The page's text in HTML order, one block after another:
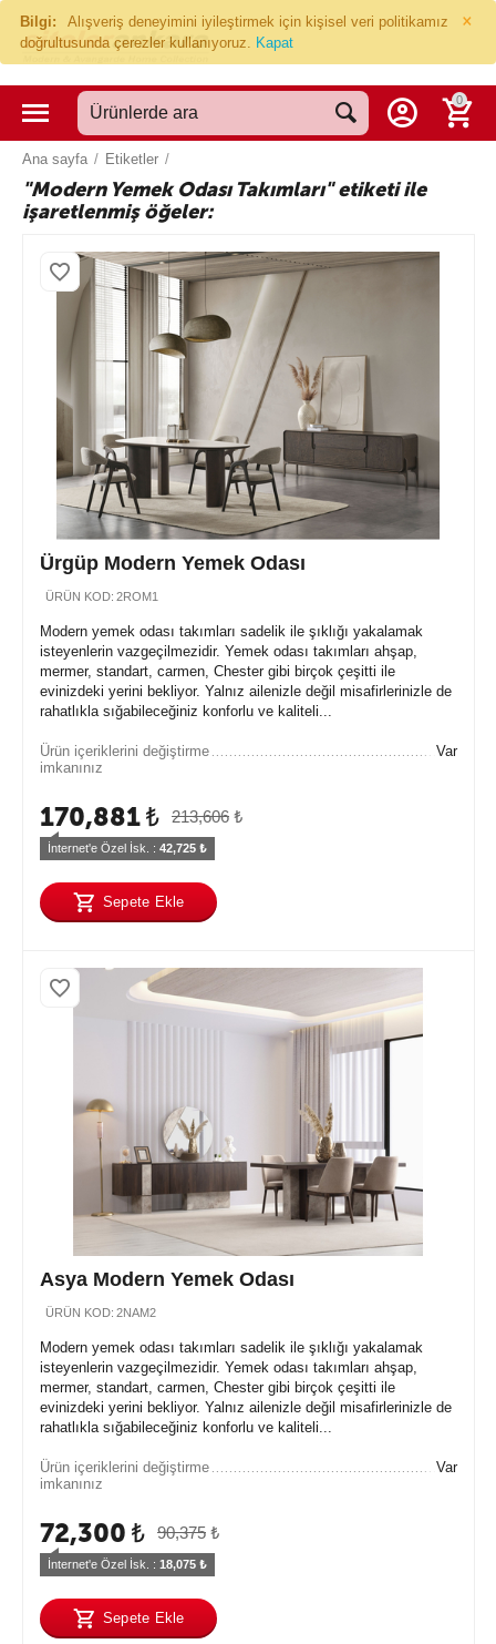
×
Bilgi:
Alışveriş deneyimini iyileştirmek için kişisel veri politikamız
doğrultusunda çerezler kullanıyoruz. Kapat
0
Ana sayfa / Etiketler /
"Modern Yemek Odası Takımları" etiketi ile
işaretlenmiş öğeler:
Ürgüp Modern Yemek Odası
ÜRÜN KOD: 2ROM1
Modern yemek odası takımları sadelik ile şıklığı yakalamak
isteyenlerin vazgeçilmezidir. Yemek odası takımları ahşap,
mermer, standart, carmen, Chester gibi birçok çeşitti ile
evinizdeki yerini bekliyor. Yalnız ailenizle değil misafirlerinizle de
rahatlıkla sığabileceğiniz konforlu ve kaliteli...
Ürün içeriklerini değiştirme
imkanınız
Var
213,606 ₺
170,881₺
İnternet'e Özel İsk. : 42,725 ₺
Sepete Ekle
Asya Modern Yemek Odası
ÜRÜN KOD: 2NAM2
Modern yemek odası takımları sadelik ile şıklığı yakalamak
isteyenlerin vazgeçilmezidir. Yemek odası takımları ahşap,
mermer, standart, carmen, Chester gibi birçok çeşitti ile
evinizdeki yerini bekliyor. Yalnız ailenizle değil misafirlerinizle de
rahatlıkla sığabileceğiniz konforlu ve kaliteli...
Ürün içeriklerini değiştirme
imkanınız
Var
90,375 ₺
72,300 ₺
İnternet'e Özel İsk. : 18,075 ₺
Sepete Ekle